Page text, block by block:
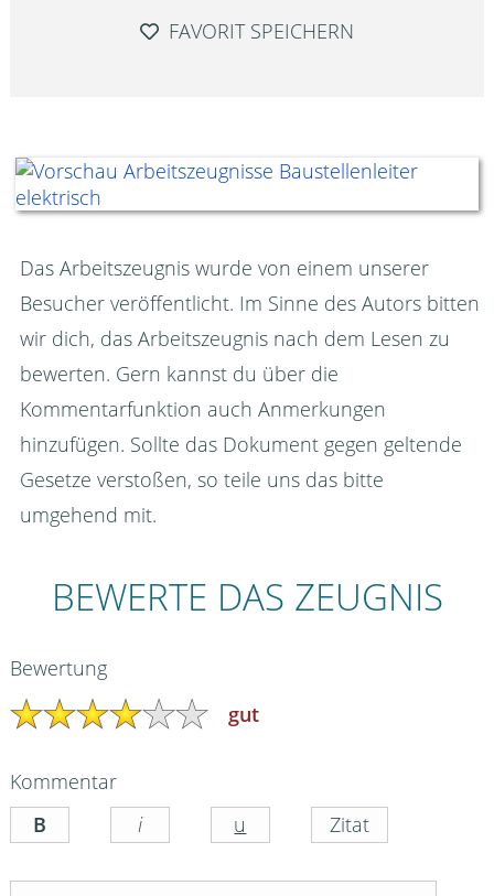
FAVORIT SPEICHERN
Das Arbeitszeugnis wurde von einem unserer
Besucher veröffentlicht. Im Sinne des Autors bitten
wir dich, das Arbeitszeugnis nach dem Lesen zu
bewerten. Gern kannst du über die
Kommentarfunktion auch Anmerkungen
hinzufügen. Sollte das Dokument gegen geltende
Gesetze verstoßen, so teile uns das bitte
umgehend mit.
BEWERTE DAS ZEUGNIS
Bewertung
gut
Kommentar